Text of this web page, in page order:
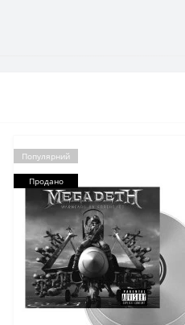
Популярний
Продано